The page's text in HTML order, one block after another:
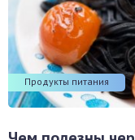
Продукты питания